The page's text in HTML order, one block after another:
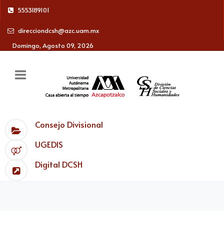
5553189101
direcciondcsh@azc.uam.mx
Domingo, Agosto 09, 2026
Consejo Divisional
UGEDIS
Digital DCSH